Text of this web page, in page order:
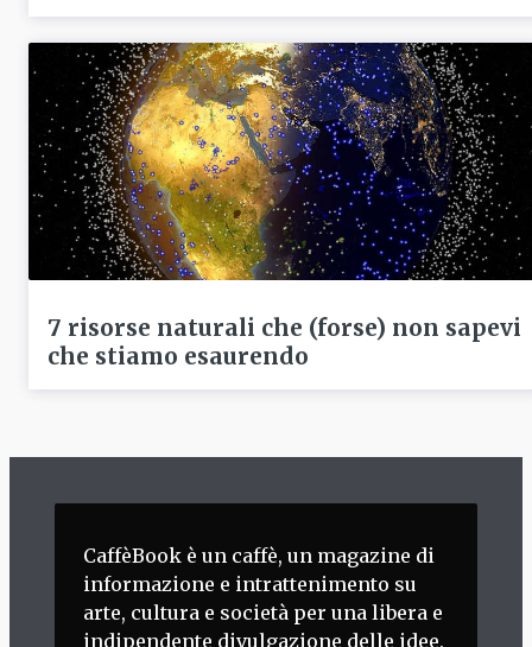
7 risorse naturali che (forse) non sapevi
che stiamo esaurendo
CaffèBook è un caffè, un magazine di
informazione e intrattenimento su
arte, cultura e società per una libera e
indipendente divulgazione delle idee.